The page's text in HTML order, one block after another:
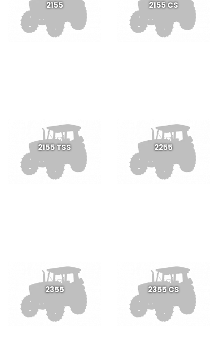
2155 2155 CS
2155 TSS 2255
2355 2355 CS